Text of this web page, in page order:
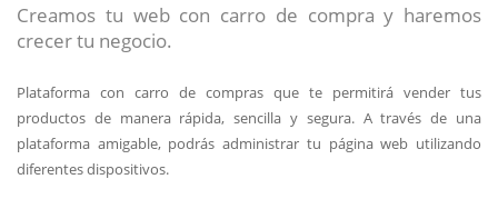
Creamos tu web con carro de compra y haremos
crecer tu negocio.
Plataforma con carro de compras que te permitirá vender tus
productos de manera rápida, sencilla y segura. A través de una
plataforma amigable, podrás administrar tu página web utilizando
diferentes dispositivos.